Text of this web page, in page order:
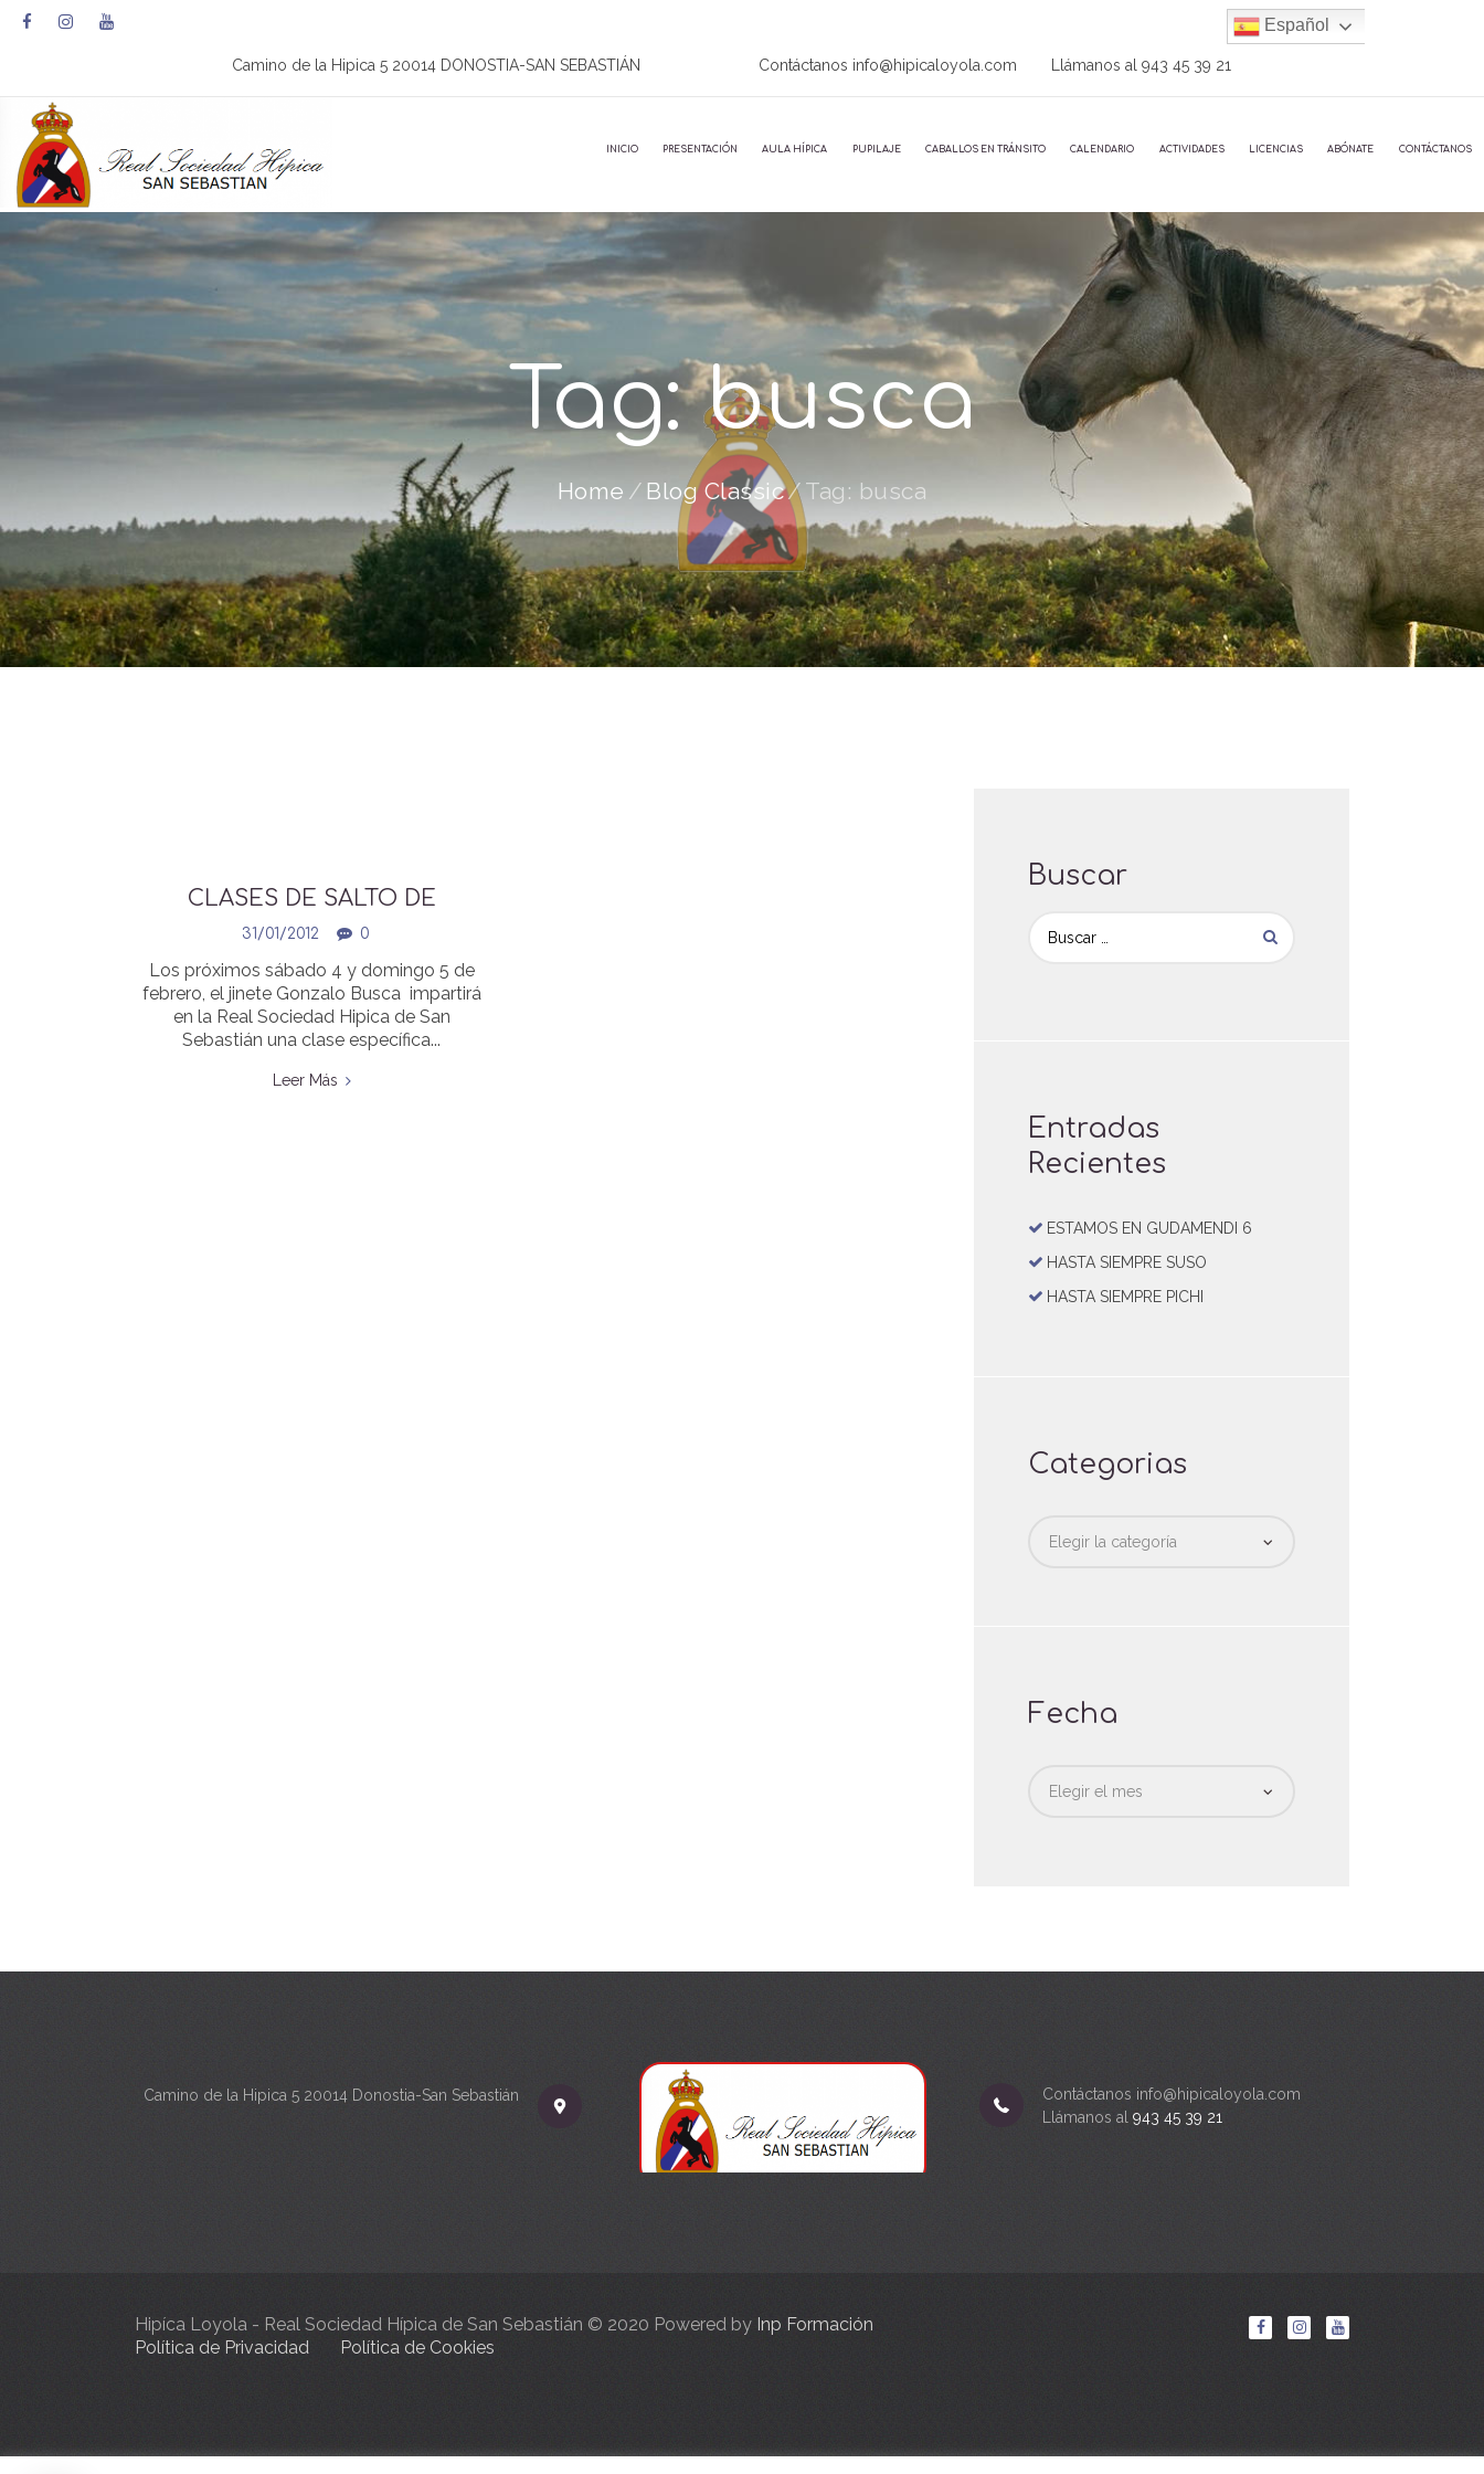
Camino de la Hipica 5 20014 DONOSTIA-SAN SEBASTIÁN Contáctanos info@hipicaloyola.com Llámanos al943 45 39 21
INICIO PRESENTACIÓN AULA HÍPICA PUPILAJE CABALLOS EN TRÁNSITO CALENDARIO ACTIVIDADES LICENCIAS ABÓNATE CONTÁCTANOS
Tag: busca
Home Blog Classic Tag: busca
CLASES DE SALTO DE
OBSTACULOS
31/01/2012 0
Los próximos sábado 4 y domingo 5 de
febrero, el jinete Gonzalo Busca impartirá
en la Real Sociedad Hipica de San
Sebastián una clase específica...
Leer Más
Buscar
Entradas
Recientes
ESTAMOS EN GUDAMENDI 6
HASTA SIEMPRE SUSO
HASTA SIEMPRE PICHI
Categorias
Fecha
Camino de la Hipica 5 20014 Donostia-San Sebastián
Contáctanos info@hipicaloyola.com
Llámanos al 943 45 39 21
Hipíca Loyola - Real Sociedad Hípica de San Sebastián © 2020 Powered by Inp Formación
Política de Privacidad
Política de Cookies
Español